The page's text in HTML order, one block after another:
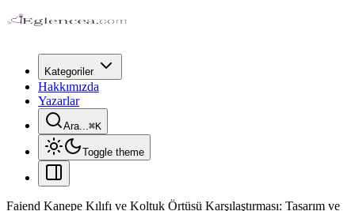
Kategoriler
Hakkımızda
Yazarlar
Ara...⌘K
Toggle theme
Faiend Kanepe Kılıfı ve Koltuk Örtüsü Karşılaştırması: Tasarım ve